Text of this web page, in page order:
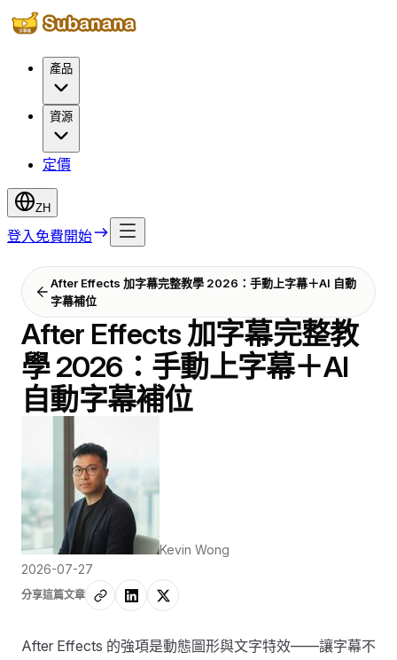
產品
資源
定價
ZH
登入 免費開始
After Effects 加字幕完整教學 2026：手動上字幕＋AI 自動
字幕補位
After Effects 加字幕完整教
學 2026：手動上字幕＋AI
自動字幕補位
Kevin Wong
2026-07-27
分享這篇文章
After Effects 的強項是動態圖形與文字特效——讓字幕不